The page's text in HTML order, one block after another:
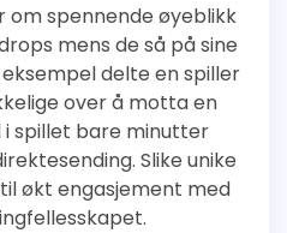
om spennende øyeblikk
mens de så på sine
delte en spiller
over å motta en
spillet bare minutter
Slike unike
økt engasjement med